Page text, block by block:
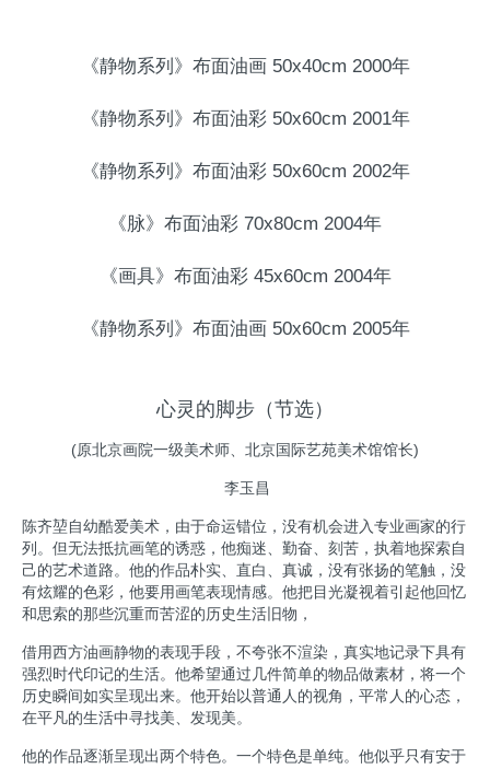
《静物系列》布面油画 50x40cm 2000年
《静物系列》布面油彩 50x60cm 2001年
《静物系列》布面油彩 50x60cm 2002年
《脉》布面油彩 70x80cm 2004年
《画具》布面油彩 45x60cm 2004年
《静物系列》布面油画 50x60cm 2005年
心灵的脚步（节选）
(原北京画院一级美术师、北京国际艺苑美术馆馆长)
李玉昌
陈齐堃自幼酷爱美术，由于命运错位，没有机会进入专业画家的行
列。但无法抵抗画笔的诱惑，他痴迷、勤奋、刻苦，执着地探索自
己的艺术道路。他的作品朴实、直白、真诚，没有张扬的笔触，没
有炫耀的色彩，他要用画笔表现情感。他把目光凝视着引起他回忆
和思索的那些沉重而苦涩的历史生活旧物，
借用西方油画静物的表现手段，不夸张不渲染，真实地记录下具有
强烈时代印记的生活。他希望通过几件简单的物品做素材，将一个
历史瞬间如实呈现出来。他开始以普通人的视角，平常人的心态，
在平凡的生活中寻找美、发现美。
他的作品逐渐呈现出两个特色。一个特色是单纯。他似乎只有安于